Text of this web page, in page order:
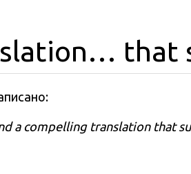
that
a compelling translation that